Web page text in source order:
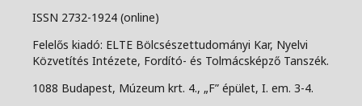
ISSN 2732-1924 (online)
Felelős kiadó: ELTE Bölcsészettudományi Kar, Nyelvi
Közvetítés Intézete, Fordító- és Tolmácsképző Tanszék.
1088 Budapest, Múzeum krt. 4., „F” épület, I. em. 3-4.